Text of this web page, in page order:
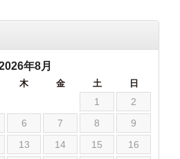
年8月
木 金 土 日
1
2
6 7 8
9
13 14 15
16